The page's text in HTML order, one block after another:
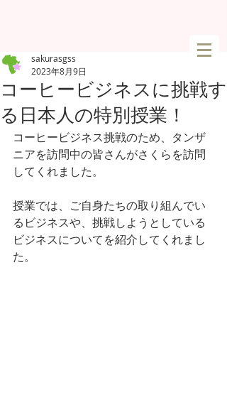
コーヒービジネスに挑戦す
る日本人の特別授業！
sakurasgss
2023年8月9日
コーヒービジネス挑戦のため、タンザ
ニアを訪問中の皆さんがさくらを訪問
してくれました。
授業では、ご自身たちの取り組んでい
るビジネスや、挑戦しようとしている
ビジネスについてを紹介してくれまし
た。